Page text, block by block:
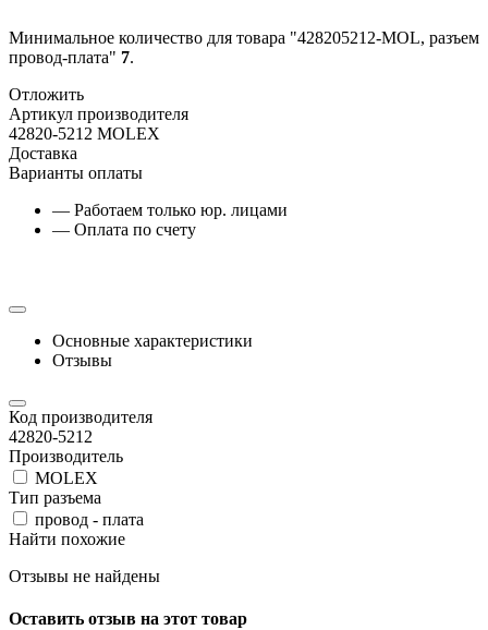
Минимальное количество для товара "428205212-MOL, разъем
провод-плата" 7.
Отложить
Артикул производителя
42820-5212 MOLEX
Доставка
Варианты оплаты
— Работаем только юр. лицами
— Оплата по счету
Основные характеристики
Отзывы
Код производителя
42820-5212
Производитель
MOLEX
Тип разъема
провод - плата
Найти похожие
Отзывы не найдены
Оставить отзыв на этот товар